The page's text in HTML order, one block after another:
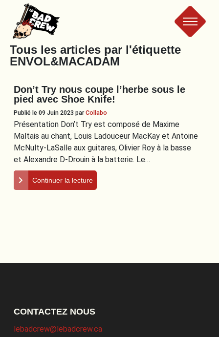
Le
Bad
Crew
Tous les articles par l'étiquette
ENVOL&MACADAM
Don’t Try nous coupe l’herbe sous le
pied avec Shoe Knife!
Publié le 09 Juin 2023 parCollabo
Présentation Don’t Try est composé de Maxime
Maltais au chant, Louis Ladouceur MacKay et Antoine
McNulty-LaSalle aux guitares, Olivier Roy à la basse
et Alexandre D-Drouin à la batterie. Le…
Continuer la lecture
CONTACTEZ NOUS
lebadcrew@lebadcrew.ca